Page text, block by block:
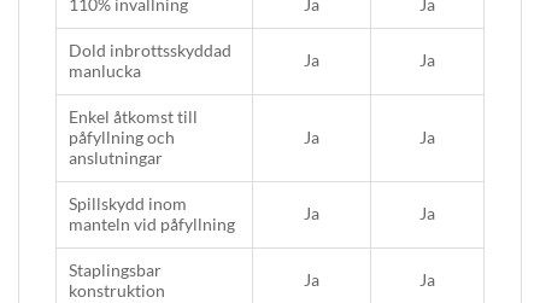
110% invallning Ja Ja
Dold inbrottsskyddad
manlucka
Ja Ja
Enkel åtkomst till
påfyllning och
anslutningar
Ja Ja
Spillskydd inom
manteln vid påfyllning
Ja Ja
Staplingsbar
konstruktion
Ja Ja